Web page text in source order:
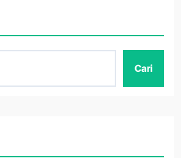
Cari